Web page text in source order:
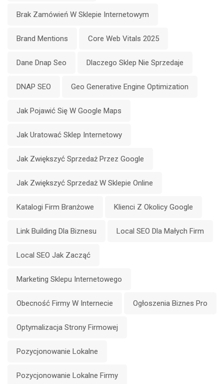
Brak Zamówień W Sklepie Internetowym
Brand Mentions Core Web Vitals 2025
Dane Dnap Seo Dlaczego Sklep Nie Sprzedaje
DNAP SEO Geo Generative Engine Optimization
Jak Pojawić Się W Google Maps
Jak Uratować Sklep Internetowy
Jak Zwiększyć Sprzedaż Przez Google
Jak Zwiększyć Sprzedaż W Sklepie Online
Katalogi Firm Branżowe Klienci Z Okolicy Google
Link Building Dla Biznesu Local SEO Dla Małych Firm
Local SEO Jak Zacząć
Marketing Sklepu Internetowego
Obecność Firmy W Internecie Ogłoszenia Biznes Pro
Optymalizacja Strony Firmowej
Pozycjonowanie Lokalne
Pozycjonowanie Lokalne Firmy